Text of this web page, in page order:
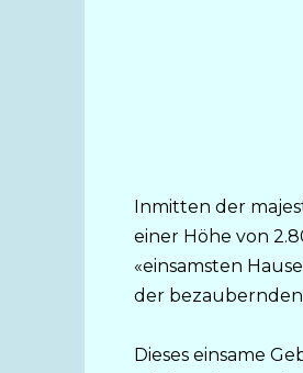
Inmitten der
einer Höhe von
«einsamsten
der
Dieses einsame